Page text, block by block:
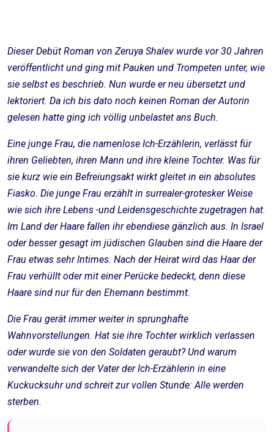
Dieser Debüt Roman von Zeruya Shalev wurde vor 30 Jahren
veröffentlicht und ging mit Pauken und Trompeten unter, wie
sie selbst es beschrieb. Nun wurde er neu übersetzt und
lektoriert. Da ich bis dato noch keinen Roman der Autorin
gelesen hatte ging ich völlig unbelastet ans Buch.
Eine junge Frau, die namenlose Ich-Erzählerin, verlässt für
ihren Geliebten, ihren Mann und ihre kleine Tochter. Was für
sie kurz wie ein Befreiungsakt wirkt gleitet in ein absolutes
Fiasko. Die junge Frau erzählt in surrealer-grotesker Weise
wie sich ihre Lebens -und Leidensgeschichte zugetragen hat.
Im Land der Haare fallen ihr ebendiese gänzlich aus. In Israel
oder besser gesagt im jüdischen Glauben sind die Haare der
Frau etwas sehr Intimes. Nach der Heirat wird das Haar der
Frau verhüllt oder mit einer Perücke bedeckt, denn diese
Haare sind nur für den Ehemann bestimmt.
Die Frau gerät immer weiter in sprunghafte
Wahnvorstellungen. Hat sie ihre Tochter wirklich verlassen
oder wurde sie von den Soldaten geraubt? Und warum
verwandelte sich der Vater der Ich-Erzählerin in eine
Kuckucksuhr und schreit zur vollen Stunde: Alle werden
sterben.